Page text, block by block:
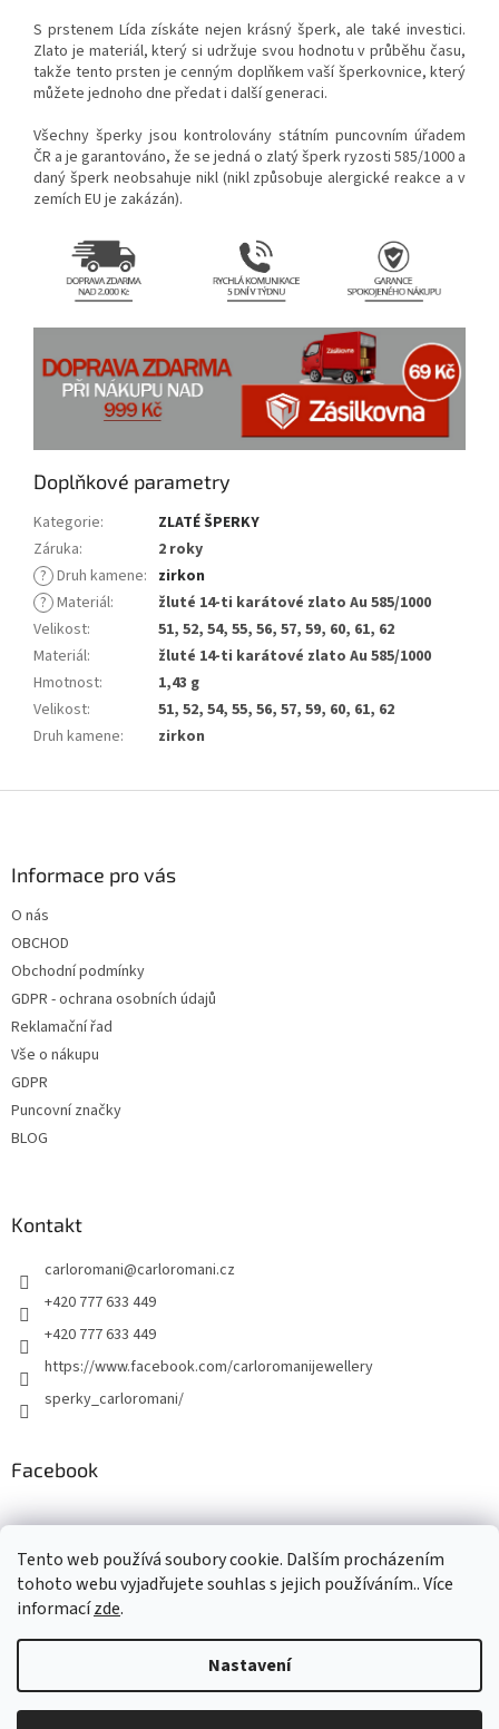
Tento web používá soubory cookie. Dalším procházením
tohoto webu vyjadřujete souhlas s jejich používáním.. Více
informacízde.
Nastavení
S prstenem Lída získáte nejen krásný šperk, ale také investici.
Zlato je materiál, který si udržuje svou hodnotu v průběhu času,
takže tento prsten je cenným doplňkem vaší šperkovnice, který
můžete jednoho dne předat i další generaci.
Všechny šperky jsou kontrolovány státním puncovním úřadem
ČR a je garantováno, že se jedná o zlatý šperk ryzosti 585/1000 a
daný šperk neobsahuje nikl (nikl způsobuje alergické reakce a v
zemích EU je zakázán).
Doplňkové parametry
Kategorie:
ZLATÉ ŠPERKY
Záruka:
2 roky
? Druh kamene: zirkon
? Materiál:
žluté 14-ti karátové zlato Au 585/1000
Velikost:
51, 52, 54, 55, 56, 57, 59, 60, 61, 62
Materiál:
žluté 14-ti karátové zlato Au 585/1000
Hmotnost:
1,43 g
Velikost:
51, 52, 54, 55, 56, 57, 59, 60, 61, 62
Druh kamene: zirkon
Informace pro vás
O nás
OBCHOD
Obchodní podmínky
GDPR - ochrana osobních údajů
Reklamační řad
Vše o nákupu
GDPR
Puncovní značky
BLOG
Kontakt
carloromani@carloromani.cz
+420 777 633 449
+420 777 633 449
https://www.facebook.com/carloromanijewellery
sperky_carloromani/
Facebook
Instagram
Copyright 2026www.carloromani-shop.cz. Všechna práva